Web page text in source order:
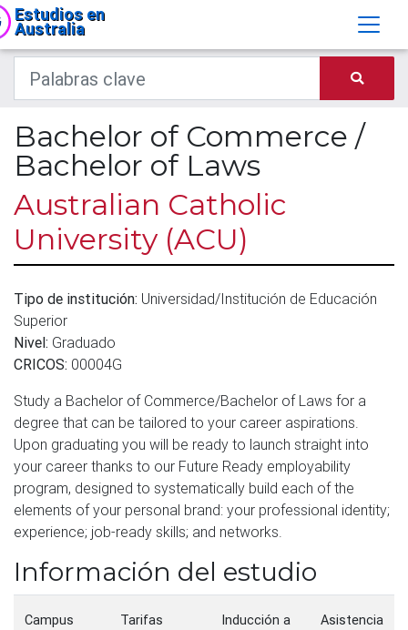
Estudios en
Australia
Bachelor of Commerce /
Bachelor of Laws
Australian Catholic
University (ACU)
Tipo de institución: Universidad/Institución de Educación
Superior
Nivel: Graduado
CRICOS: 00004G
Study a Bachelor of Commerce/Bachelor of Laws for a
degree that can be tailored to your career aspirations.
Upon graduating you will be ready to launch straight into
your career thanks to our Future Ready employability
program, designed to systematically build each of the
elements of your personal brand: your professional identity;
experience; job-ready skills; and networks.
Información del estudio
Campus Tarifas
Inducción a
Asistencia